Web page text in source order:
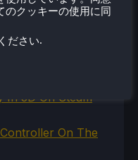
In 3D On Steam
On The
のクッキーの使用に同
ださい.